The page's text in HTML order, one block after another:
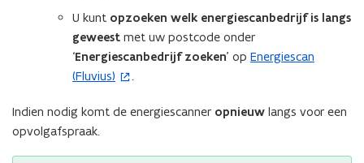
U kunt opzoeken welk energiescanbedrijf is langs
geweest met uw postcode onder
‘Energiescanbedrijf zoeken’ op Energiescan
(Fluvius)
(
e
t
.
Indien nodig komt de energiescanner opnieuw langs voor een
opvolgafspraak.